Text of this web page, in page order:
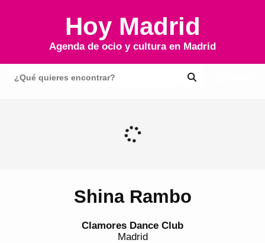
Hoy Madrid
Agenda de ocio y cultura en Madrid
Shina Rambo
Clamores Dance Club
Madrid